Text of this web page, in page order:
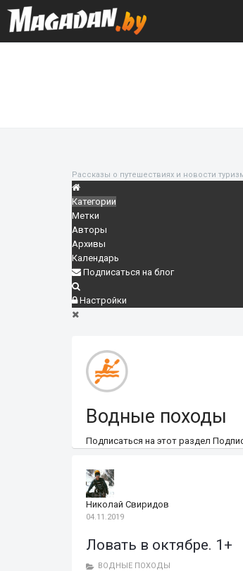
Рассказы о путешествиях и новости
Категории
Метки
Авторы
Архивы
Календарь
Подписаться на блог
Настройки
Водные походы
Подписаться на этот раздел
Николай Свиридов
04.11.2019
Ловать в октябре. 1+
ВОДНЫЕ ПОХОДЫ